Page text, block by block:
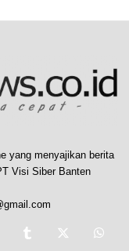
yang menyajikan berita
Visi Siber Banten